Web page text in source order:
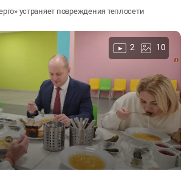
устраняет повреждения теплосети
2 10